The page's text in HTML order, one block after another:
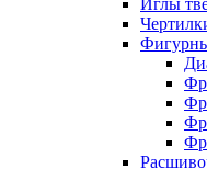
Иглы